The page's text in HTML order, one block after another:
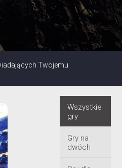
Twojemu
Wszystkie
gry
Gry na
dwóch